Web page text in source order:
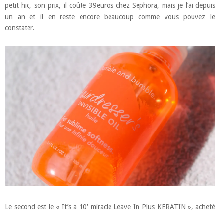
petit hic, son prix, il coûte 39euros chez Sephora, mais je l’ai depuis
un an et il en reste encore beaucoup comme vous pouvez le
constater.
Le second est le « It’s a 10′ miracle Leave In Plus KERATIN », acheté